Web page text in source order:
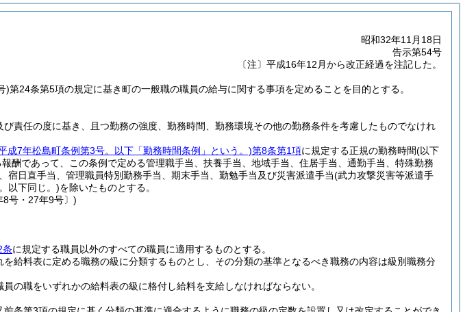
昭和32年11月18日
告示第54号
〔注〕平成16年12月から改正経過を注記した。
)第24条第5項の規定に基き町の一般職の職員の給与に関する事項を定めることを目的とする。
責任の度に基き、且つ勤務の強度、勤務時間、勤務環境その他の勤務条件を考慮したものでなけれ
成7年松島町条例第3号。以下「勤務時間条例」という。)第8条第1項に規定する正規の勤務時間(以下
酬であって、この条例で定める管理職手当、扶養手当、地域手当、住居手当、通勤手当、特殊勤務
宿日直手当、管理職員特別勤務手当、期末手当、勤勉手当及び災害派遣手当(武力攻撃災害等派遣手
以下同じ。)を除いたものとする。
号・27年9号〕)
条に規定する職員以外のすべての職員に適用するものとする。
給料表に定める職務の級に分類するものとし、その分類の基準となるべき職務の内容は級別職務分
の職をいずれかの給料表の級に格付し給料を支給しなければならない。